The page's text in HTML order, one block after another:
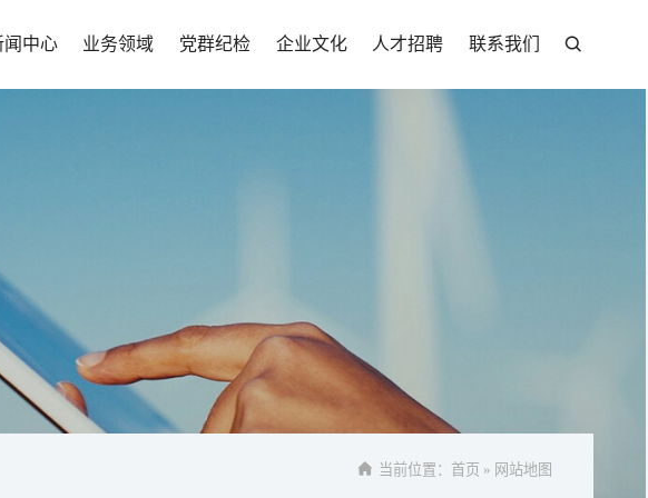
闻中心 业务领域 党群纪检 企业文化 人才招聘 联系我们 
 当前位置： 首页 » 网站地图